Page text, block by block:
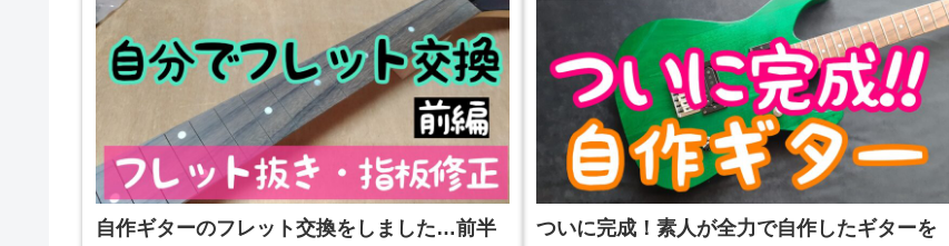
自作ギターのフレット交換をしました…前半
ついに完成！素人が全力で自作したギターを